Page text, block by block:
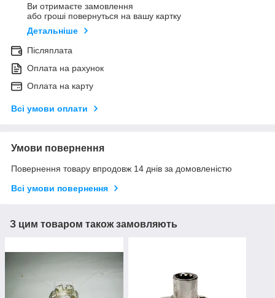
Ви отримаєте замовлення
або гроші повернуться на вашу картку
Детальніше
Післяплата
Оплата на рахунок
Оплата на карту
Всі умови оплати
Умови повернення
Повернення товару впродовж 14 днів за домовленістю
Всі умови повернення
З цим товаром також замовляють